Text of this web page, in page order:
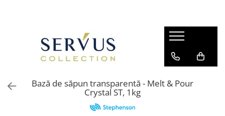
Bază de săpun transparentă - Melt & Pour
Crystal ST, 1kg